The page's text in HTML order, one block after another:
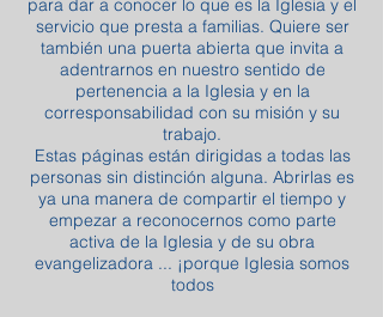
para dar a conocer lo que es la Iglesia y el
servicio que presta a familias. Quiere ser
también una puerta abierta que invita a
adentrarnos en nuestro sentido de
pertenencia a la Iglesia y en la
corresponsabilidad con su misión y su
trabajo.
Estas páginas están dirigidas a todas las
personas sin distinción alguna. Abrirlas es
ya una manera de compartir el tiempo y
empezar a reconocernos como parte
activa de la Iglesia y de su obra
evangelizadora ... ¡porque Iglesia somos
todos